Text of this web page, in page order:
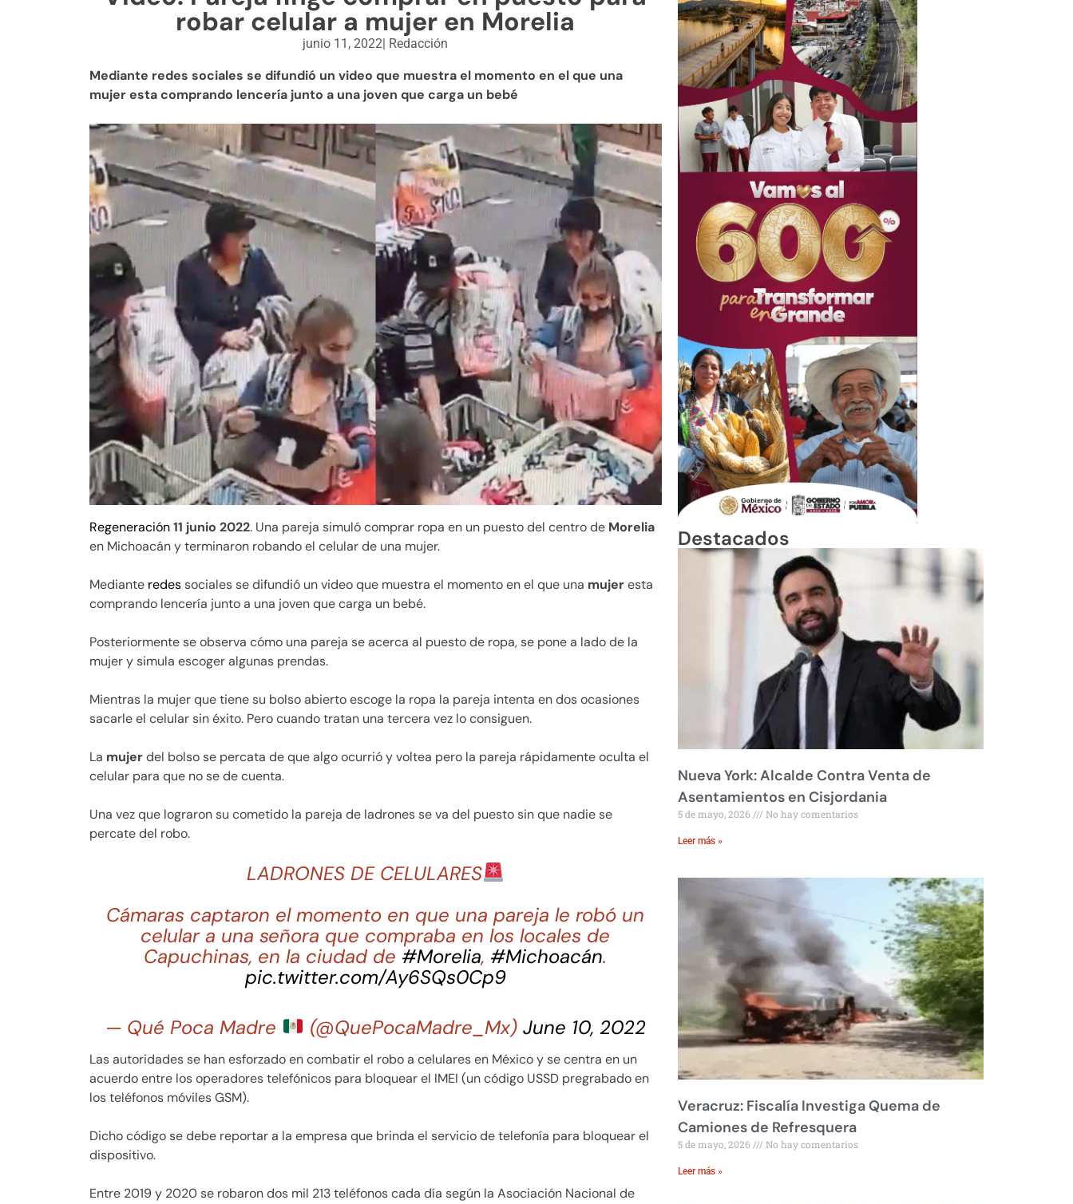
robar celular a mujer en Morelia
junio 11, 2022 Redacción
Mediante redes sociales se difundió un video que muestra el momento en el que una
mujer esta comprando lencería junto a una joven que carga un bebé
Regeneración11 junio 2022. Una pareja simuló comprar ropa en un puesto del centro de Morelia
en Michoacán y terminaron robando el celular de una mujer.
Mediante redessociales se difundió un video que muestra el momento en el que una mujeresta
comprando lencería junto a una joven que carga un bebé.
Posteriormente se observa cómo una pareja se acerca al puesto de ropa, se pone a lado de la
mujer y simula escoger algunas prendas.
Mientras la mujer que tiene su bolso abierto escoge la ropa la pareja intenta en dos ocasiones
sacarle el celular sin éxito. Pero cuando tratan una tercera vez lo consiguen.
La mujerdel bolso se percata de que algo ocurrió y voltea pero la pareja rápidamente oculta el
celular para que no se de cuenta.
Una vez que lograron su cometido la pareja de ladrones se va del puesto sin que nadie se
percate del robo.
LADRONES DE CELULARES
Cámaras captaron el momento en que una pareja le robó un
celular a una señora que compraba en los locales de
Capuchinas, en la ciudad de #Morelia, #Michoacán.
pic.twitter.com/Ay6SQs0Cp9
— Qué Poca Madre (@QuePocaMadre_Mx) June 10, 2022
Las autoridades se han esforzado en combatir el robo a celulares en México y se centra en un
acuerdo entre los operadores telefónicos para bloquear el IMEI (un código USSD pregrabado en
los teléfonos móviles GSM).
Dicho código se debe reportar a la empresa que brinda el servicio de telefonía para bloquear el
dispositivo.
Entre 2019 y 2020 se robaron dos mil 213 teléfonos cada día según la Asociación Nacional de
Destacados
Nueva York: Alcalde Contra Venta de
Asentamientos en Cisjordania
5 de mayo, 2026 No hay comentarios
Leer más »
Veracruz: Fiscalía Investiga Quema de
Camiones de Refresquera
5 de mayo, 2026 No hay comentarios
Leer más »